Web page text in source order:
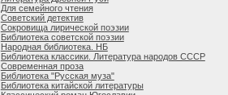
Для семейного чтения
Советский детектив
Сокровища лирической поэзии
Библиотека советской поэзии
Народная библиотека. НБ
Библиотека классики. Литература народов СССP
Современная проза
Библиотека "Русская муза"
Библиотека китайской литературы